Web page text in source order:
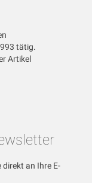
tätig.
Artikel
an Ihre E-